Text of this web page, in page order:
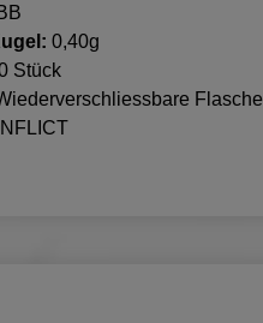
0,40g
Stück
Flasche